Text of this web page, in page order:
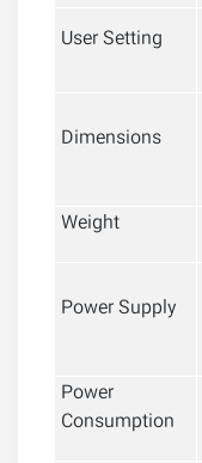
User Setting
Dimensions
Weight
Power Supply
Power
Consumption